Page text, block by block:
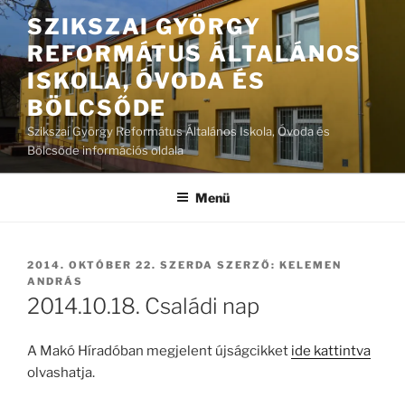
Tartalomhoz
SZIKSZAI GYÖRGY
REFORMÁTUS ÁLTALÁNOS
ISKOLA, ÓVODA ÉS
BÖLCSŐDE
Szikszai György Református Általános Iskola, Óvoda és
Bölcsőde információs oldala
Menü
BEKÜLDVE:
2014. OKTÓBER 22. SZERDA SZERZŐ: KELEMEN
ANDRÁS
2014.10.18. Családi nap
A Makó Híradóban megjelent újságcikket ide kattintva
olvashatja.